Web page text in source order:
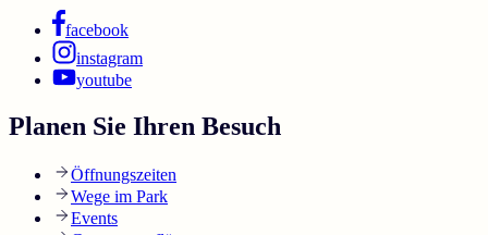
facebook
instagram
youtube
Planen Sie Ihren Besuch
Öffnungszeiten
Wege im Park
Events